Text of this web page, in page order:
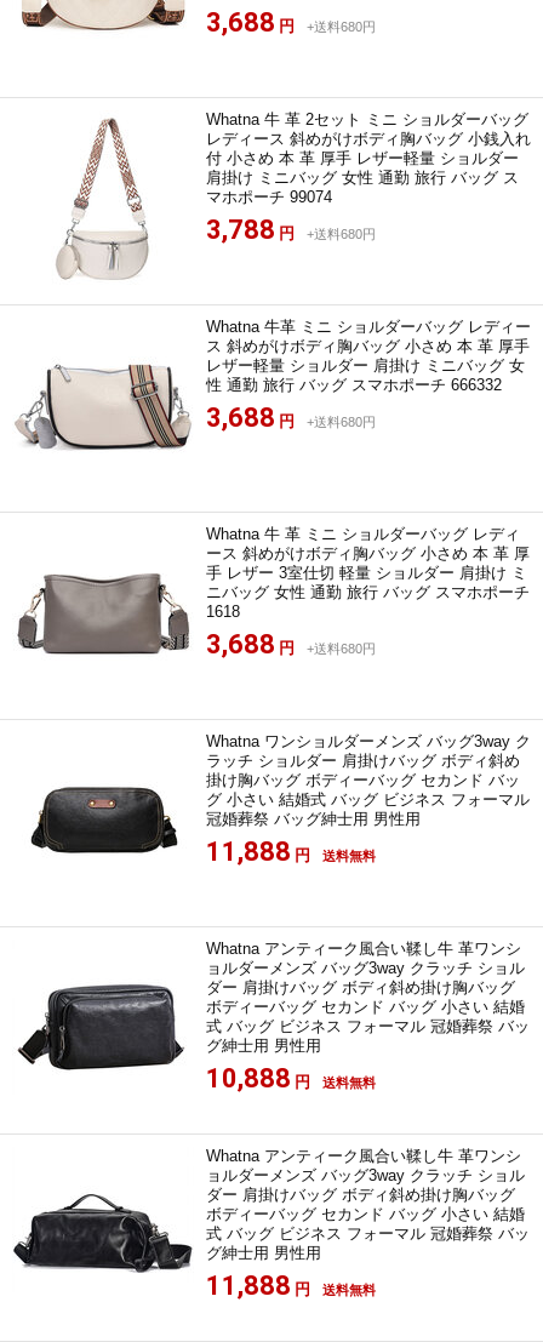
3,688 円 +送料680円
Whatna 牛 革 2セット ミニ ショルダーバッグ
レディース 斜めがけボディ胸バッグ 小銭入れ
付 小さめ 本 革 厚手 レザー軽量 ショルダー
肩掛け ミニバッグ 女性 通勤 旅行 バッグ ス
マホポーチ 99074
3,788 円 +送料680円
Whatna 牛革 ミニ ショルダーバッグ レディー
ス 斜めがけボディ胸バッグ 小さめ 本 革 厚手
レザー軽量 ショルダー 肩掛け ミニバッグ 女
性 通勤 旅行 バッグ スマホポーチ 666332
3,688 円 +送料680円
Whatna 牛 革 ミニ ショルダーバッグ レディ
ース 斜めがけボディ胸バッグ 小さめ 本 革 厚
手 レザー 3室仕切 軽量 ショルダー 肩掛け ミ
ニバッグ 女性 通勤 旅行 バッグ スマホポーチ
1618
3,688 円 +送料680円
Whatna ワンショルダーメンズ バッグ3way ク
ラッチ ショルダー 肩掛けバッグ ボディ斜め
掛け胸バッグ ボディーバッグ セカンド バッ
グ 小さい 結婚式 バッグ ビジネス フォーマル
冠婚葬祭 バッグ紳士用 男性用
11,888 円 送料無料
Whatna アンティーク風合い鞣し牛 革ワンシ
ョルダーメンズ バッグ3way クラッチ ショル
ダー 肩掛けバッグ ボディ斜め掛け胸バッグ
ボディーバッグ セカンド バッグ 小さい 結婚
式 バッグ ビジネス フォーマル 冠婚葬祭 バッ
グ紳士用 男性用
10,888 円 送料無料
Whatna アンティーク風合い鞣し牛 革ワンシ
ョルダーメンズ バッグ3way クラッチ ショル
ダー 肩掛けバッグ ボディ斜め掛け胸バッグ
ボディーバッグ セカンド バッグ 小さい 結婚
式 バッグ ビジネス フォーマル 冠婚葬祭 バッ
グ紳士用 男性用
11,888 円 送料無料